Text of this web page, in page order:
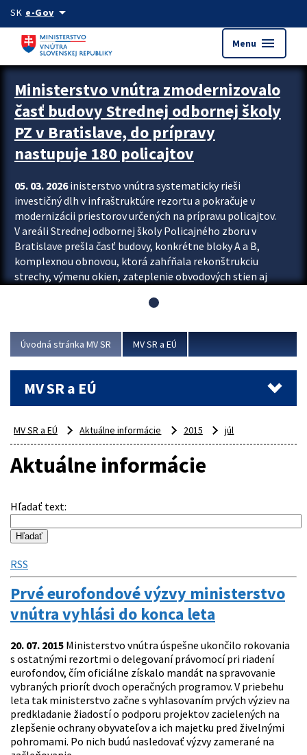
Preskocit na hlavný obsah
SK e-Govarrow_drop_down
Menu menu
Ministerstvo vnútra zmodernizovalo
časť budovy Strednej odbornej školy
PZ v Bratislave, do prípravy
nastupuje 180 policajtov
05. 03. 2026inisterstvo vnútra systematicky rieši
investičný dlh v infraštruktúre rezortu a pokračuje v
modernizácii priestorov určených na prípravu policajtov.
V areáli Strednej odbornej školy Policajného zboru v
Bratislave prešla časť budovy, konkrétne bloky A a B,
komplexnou obnovou, ktorá zahŕňala rekonštrukciu
strechy, výmenu okien, zateplenie obvodových stien aj
aj interiéru, kde vznikli nové učebne a moderné
Viac
Úvodná stránka MV SR MV SR a EÚ
MV SR a EÚ
MV SR a EÚ Aktuálne informácie 2015 júl
Aktuálne informácie
Hľadať text:
RSS
Prvé eurofondové výzvy ministerstvo
vnútra vyhlási do konca leta
20. 07. 2015 Ministerstvo vnútra úspešne ukončilo rokovania
s ostatnými rezortmi o delegovaní právomocí pri riadení
eurofondov, čím oficiálne získalo mandát na spravovanie
vybraných priorít dvoch operačných programov. V priebehu
leta tak ministerstvo začne s vyhlasovaním prvých výziev na
predkladanie žiadostí o podporu projektov zacielených na
zlepšenie ochrany obyvateľov a ich majetku pred živelnými
pohromami. Po nich budú nasledovať výzvy zamerané na